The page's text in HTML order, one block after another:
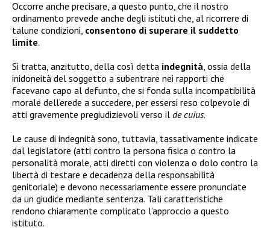
Occorre anche precisare, a questo punto, che il nostro
ordinamento prevede anche degli istituti che, al ricorrere di
talune condizioni, consentono di superare il suddetto
limite.
Si tratta, anzitutto, della così detta indegnità, ossia della
inidoneità del soggetto a subentrare nei rapporti che
facevano capo al defunto, che si fonda sulla incompatibilità
morale dell’erede a succedere, per essersi reso colpevole di
atti gravemente pregiudizievoli verso il de cuius.
Le cause di indegnità sono, tuttavia, tassativamente indicate
dal legislatore (atti contro la persona fisica o contro la
personalità morale, atti diretti con violenza o dolo contro la
libertà di testare e decadenza della responsabilità
genitoriale) e devono necessariamente essere pronunciate
da un giudice mediante sentenza. Tali caratteristiche
rendono chiaramente complicato l’approccio a questo
istituto.